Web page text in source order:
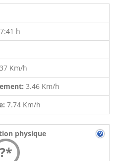
h
Km/h
3.46 Km/h
7.74 Km/h
physique
?*